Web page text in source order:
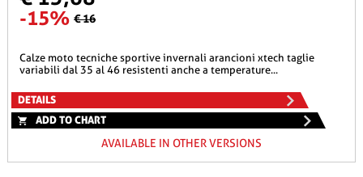
-15% € 16
calze moto tecniche sportive invernali arancioni xtech taglie
variabili dal 35 al 46 resistenti anche a temperature...
DETAILS
ADD TO CHART
AVAILABLE IN OTHER VERSIONS